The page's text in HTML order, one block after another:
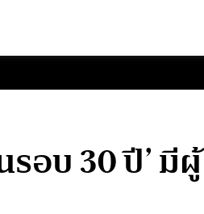
บ 30 ปี’ มี